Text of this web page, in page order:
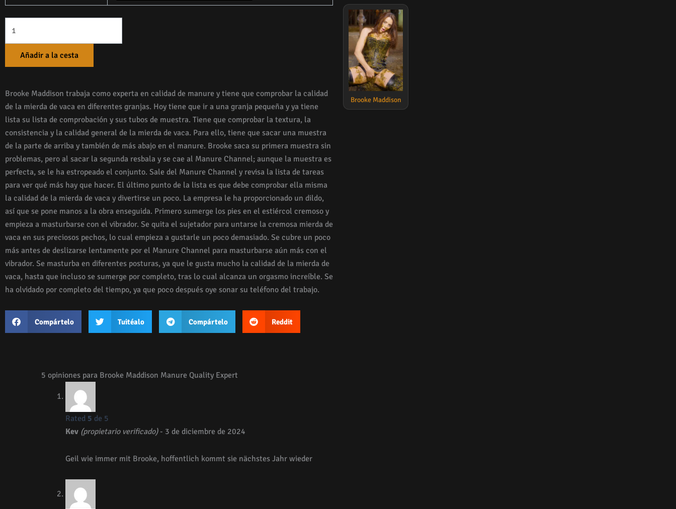
a
54,99 €
Maddison
Manure
Quality
Expert
Añadir a la cesta
Brooke Maddison trabaja como experta en calidad de manure y tiene que comprobar la calidad
de la mierda de vaca en diferentes granjas. Hoy tiene que ir a una granja pequeña y ya tiene
lista su lista de comprobación y sus tubos de muestra. Tiene que comprobar la textura, la
consistencia y la calidad general de la mierda de vaca. Para ello, tiene que sacar una muestra
de la parte de arriba y también de más abajo en el manure. Brooke saca su primera muestra sin
problemas, pero al sacar la segunda resbala y se cae al Manure Channel; aunque la muestra es
perfecta, se le ha estropeado el conjunto. Sale del Manure Channel y revisa la lista de tareas
para ver qué más hay que hacer. El último punto de la lista es que debe comprobar ella misma
la calidad de la mierda de vaca y divertirse un poco. La empresa le ha proporcionado un dildo,
así que se pone manos a la obra enseguida. Primero sumerge los pies en el estiércol cremoso y
empieza a masturbarse con el vibrador. Se quita el sujetador para untarse la cremosa mierda de
vaca en sus preciosos pechos, lo cual empieza a gustarle un poco demasiado. Se cubre un poco
más antes de deslizarse lentamente por el Manure Channel para masturbarse aún más con el
vibrador. Se masturba en diferentes posturas, ya que le gusta mucho la calidad de la mierda de
vaca, hasta que incluso se sumerge por completo, tras lo cual alcanza un orgasmo increíble. Se
ha olvidado por completo del tiempo, ya que poco después oye sonar su teléfono del trabajo.
Compártelo Tuitéalo Compártelo Reddit
Brooke Maddison
5 opiniones para Brooke Maddison Manure Quality Expert
Rated 5 de 5
Kev (propietario verificado) - 3 de diciembre de 2024
Geil wie immer mit Brooke, hoffentlich kommt sie nächstes Jahr wieder